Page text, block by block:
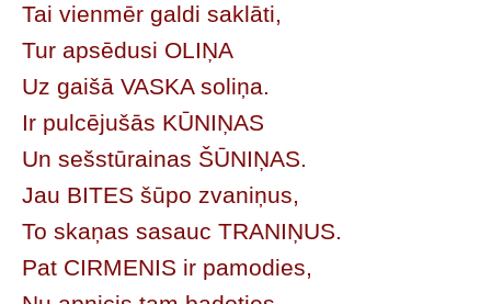
Tai vienmēr galdi saklāti,
Tur apsēdusi OLIŅA
Uz gaišā VASKA soliņa.
Ir pulcējušās KŪNIŅAS
Un sešstūrainas ŠŪNIŅAS.
Jau BITES šūpo zvaniņus,
To skaņas sasauc TRANIŅUS.
Pat CIRMENIS ir pamodies,